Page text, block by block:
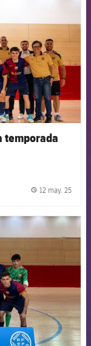
temporada
12 may. 25
badge